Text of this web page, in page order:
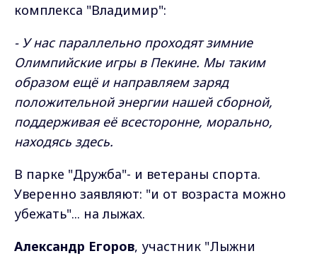
комплекса "Владимир":
- У нас параллельно проходят зимние
Олимпийские игры в Пекине. Мы таким
образом ещё и направляем заряд
положительной энергии нашей сборной,
поддерживая её всесторонне, морально,
находясь здесь.
В парке "Дружба"- и ветераны спорта.
Уверенно заявляют: "и от возраста можно
убежать"... на лыжах.
Александр Егоров, участник "Лыжни